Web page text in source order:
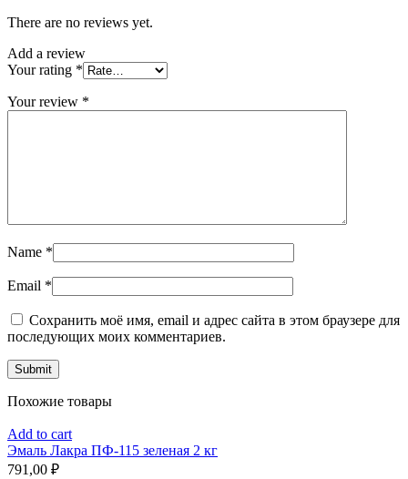
There are no reviews yet.
Add a review
Your rating *
Your review *
Name *
Email *
Сохранить моё имя, email и адрес сайта в этом браузере для
последующих моих комментариев.
Похожие товары
Add to cart
Эмаль Лакра ПФ-115 зеленая 2 кг
791,00 ₽